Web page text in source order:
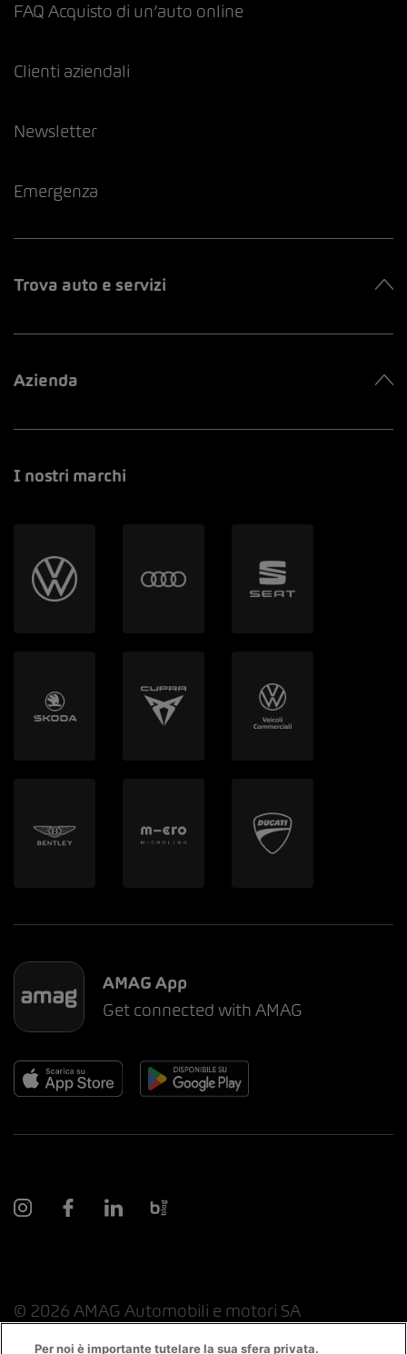
FAQ Acquisto di un’auto online
Clienti aziendali
Newsletter
Emergenza
Trova auto e servizi
Azienda
I nostri marchi
AMAG App
Get connected with AMAG
© 2026 AMAG Automobili e motori SA
Per noi è importante tutelare la sua sfera privata.